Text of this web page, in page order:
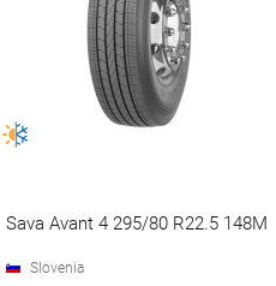
Sava Avant 4 295/80 R22.5 148M
Slovenia